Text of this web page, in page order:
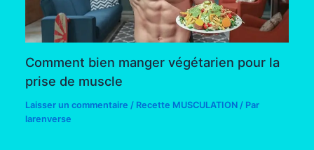
Comment bien manger végétarien pour la
prise de muscle
Laisser un commentaire / Recette MUSCULATION / Par
larenverse